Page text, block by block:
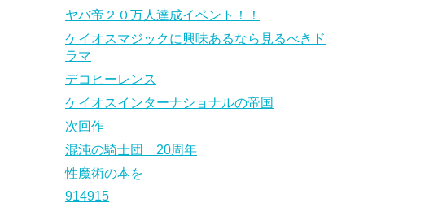
ヤバ帝２０万人達成イベント！！
ケイオスマジックに興味あるなら見るべきド
ラマ
デコヒーレンス
ケイオスインターナショナルの帝国
次回作
混沌の騎士団 20周年
性魔術の本を
914915